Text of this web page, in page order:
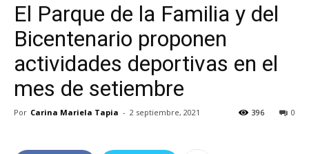
El Parque de la Familia y del
Bicentenario proponen
actividades deportivas en el
mes de setiembre
Por Carina Mariela Tapia - 2 septiembre, 2021 0
396